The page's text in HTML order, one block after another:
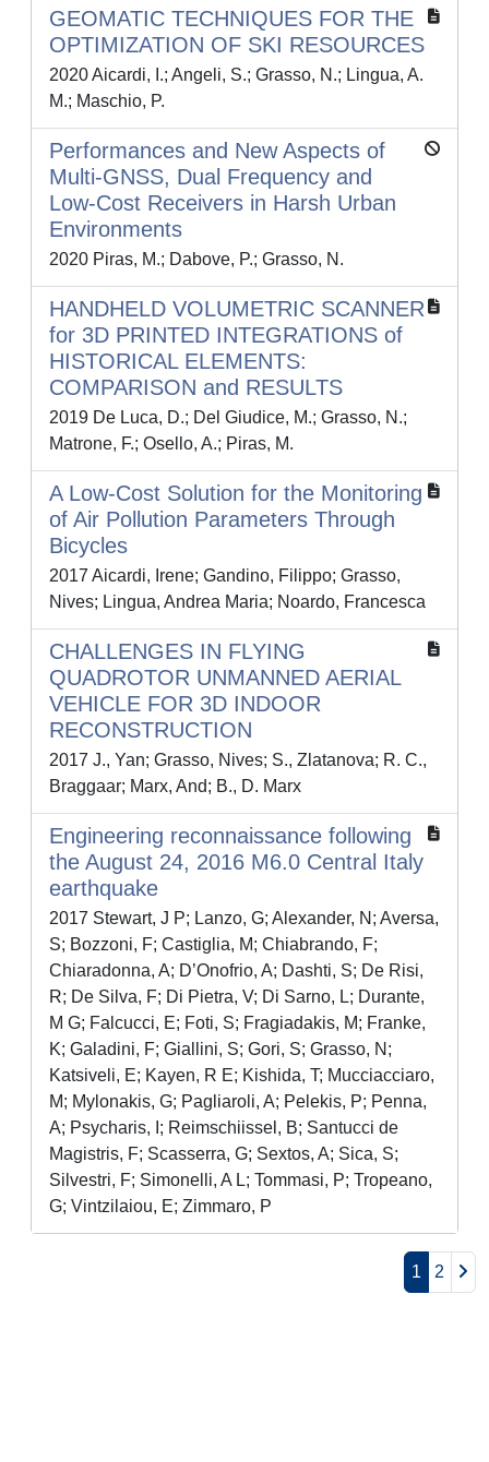
GEOMATIC TECHNIQUES FOR THE
OPTIMIZATION OF SKI RESOURCES
2020 Aicardi, I.; Angeli, S.; Grasso, N.; Lingua, A.
M.; Maschio, P.
Performances and New Aspects of
Multi-GNSS, Dual Frequency and
Low-Cost Receivers in Harsh Urban
Environments
2020 Piras, M.; Dabove, P.; Grasso, N.
HANDHELD VOLUMETRIC SCANNER
for 3D PRINTED INTEGRATIONS of
HISTORICAL ELEMENTS:
COMPARISON and RESULTS
2019 De Luca, D.; Del Giudice, M.; Grasso, N.;
Matrone, F.; Osello, A.; Piras, M.
A Low-Cost Solution for the Monitoring
of Air Pollution Parameters Through
Bicycles
2017 Aicardi, Irene; Gandino, Filippo; Grasso,
Nives; Lingua, Andrea Maria; Noardo, Francesca
CHALLENGES IN FLYING
QUADROTOR UNMANNED AERIAL
VEHICLE FOR 3D INDOOR
RECONSTRUCTION
2017 J., Yan; Grasso, Nives; S., Zlatanova; R. C.,
Braggaar; Marx, And; B., D. Marx
Engineering reconnaissance following
the August 24, 2016 M6.0 Central Italy
earthquake
2017 Stewart, J P; Lanzo, G; Alexander, N; Aversa,
S; Bozzoni, F; Castiglia, M; Chiabrando, F;
Chiaradonna, A; D’Onofrio, A; Dashti, S; De Risi,
R; De Silva, F; Di Pietra, V; Di Sarno, L; Durante,
M G; Falcucci, E; Foti, S; Fragiadakis, M; Franke,
K; Galadini, F; Giallini, S; Gori, S; Grasso, N;
Katsiveli, E; Kayen, R E; Kishida, T; Mucciacciaro,
M; Mylonakis, G; Pagliaroli, A; Pelekis, P; Penna,
A; Psycharis, I; Reimschiissel, B; Santucci de
Magistris, F; Scasserra, G; Sextos, A; Sica, S;
Silvestri, F; Simonelli, A L; Tommasi, P; Tropeano,
G; Vintzilaiou, E; Zimmaro, P
1 2